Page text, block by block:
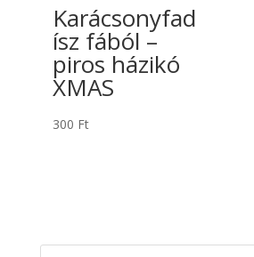
Karácsonyfad
ísz fából –
piros házikó
XMAS
300 Ft